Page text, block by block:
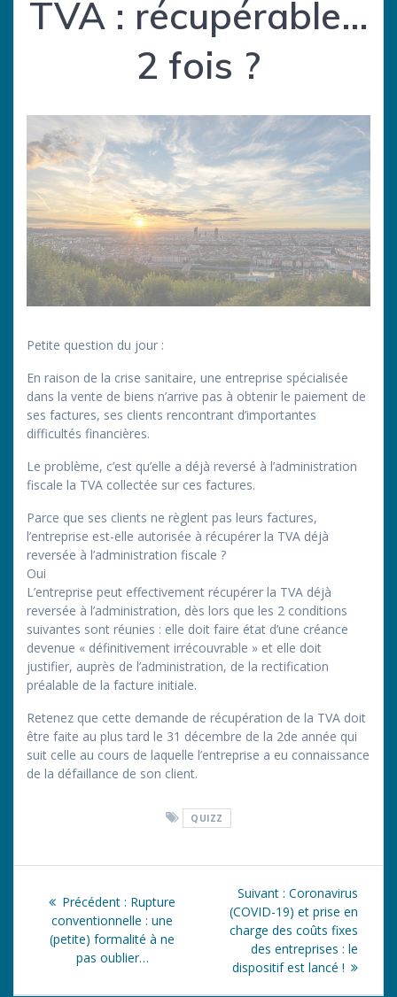
TVA : récupérable…
2 fois ?
Petite question du jour :
En raison de la crise sanitaire, une entreprise spécialisée
dans la vente de biens n’arrive pas à obtenir le paiement de
ses factures, ses clients rencontrant d’importantes
difficultés financières.
Le problème, c’est qu’elle a déjà reversé à l’administration
fiscale la TVA collectée sur ces factures.
Parce que ses clients ne règlent pas leurs factures,
l’entreprise est-elle autorisée à récupérer la TVA déjà
reversée à l’administration fiscale ?
Oui
L’entreprise peut effectivement récupérer la TVA déjà
reversée à l’administration, dès lors que les 2 conditions
suivantes sont réunies : elle doit faire état d’une créance
devenue « définitivement irrécouvrable » et elle doit
justifier, auprès de l’administration, de la rectification
préalable de la facture initiale.
Retenez que cette demande de récupération de la TVA doit
être faite au plus tard le 31 décembre de la 2de année qui
suit celle au cours de laquelle l’entreprise a eu connaissance
de la défaillance de son client.
QUIZZ
l’article
Précédent : Article
précédent
:
Rupture
conventionnelle : une
(petite) formalité à ne
pas oublier…
Suivant : Article
suivant
:
Coronavirus
(COVID-19) et prise en
charge des coûts fixes
des entreprises : le
dispositif est lancé !